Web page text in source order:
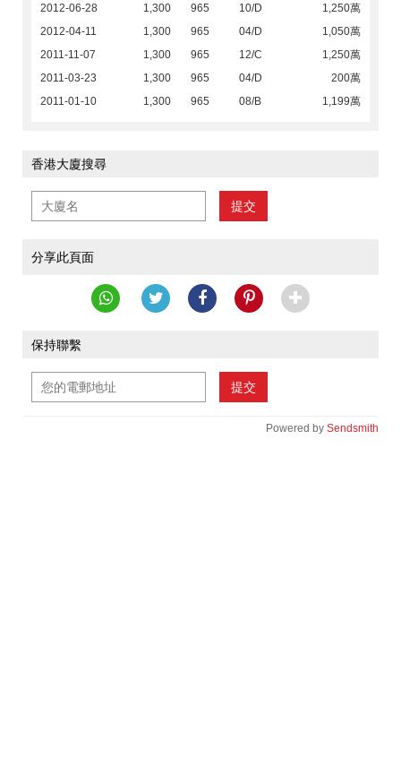
2012-06-28 1,300 965 10/D
1,250萬
2012-04-11
1,300 965 04/D
1,050萬
2011-11-07
1,300 965 12/C
1,250萬
2011-03-23
1,300 965 04/D
200萬
2011-01-10
1,300 965 08/B 1,199萬
香港大廈搜尋
提交
分享此頁面
保持聯繫
提交
Powered by Sendsmith